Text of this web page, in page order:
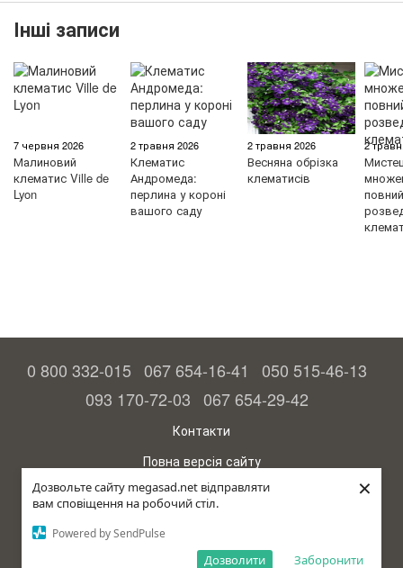
Дозвольте сайту megasad.net відправляти
вам сповіщення на робочий стіл.
Powered by SendPulse
Заборонити
Дозволити
×
Інші записи
7 червня 2026
Малиновий
клематис Ville de
Lyon
2 травня 2026
Клематис
Андромеда:
перлина у короні
вашого саду
2 травня 2026
Весняна обрізка
клематисів
2
повний
0 800 332-015 067 654-16-41
050 515-46-13
093 170-72-03 067 654-29-42
Контакти
Повна версія сайту
© 2015—2026
Megasad – гарантія високого врожаю
рус (країна-терорист)